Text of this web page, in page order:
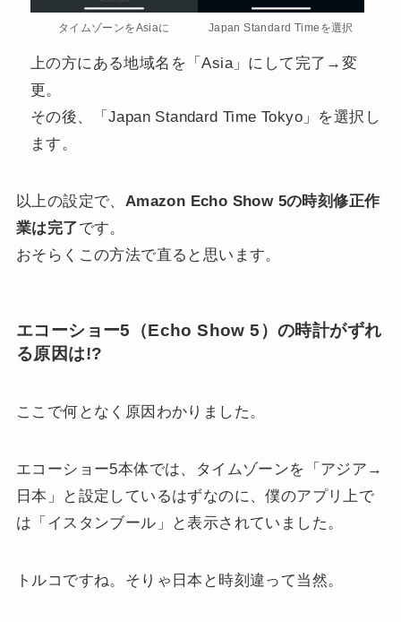
タイムゾーンをAsiaに Japan Standard Timeを選択
上の方にある地域名を「Asia」にして完了→変
更。
その後、「Japan Standard Time Tokyo」を選択し
ます。
以上の設定で、 Amazon Echo Show 5の時刻修正作
業は完了 です。
おそらくこの方法で直ると思います。
エコーショー5（Echo Show 5）の時計がずれ
る原因は!?
ここで何となく原因わかりました。
エコーショー5本体では、タイムゾーンを「アジア→
日本」と設定しているはずなのに、僕のアプリ上で
は「イスタンブール」と表示されていました。
トルコですね。そりゃ日本と時刻違って当然。